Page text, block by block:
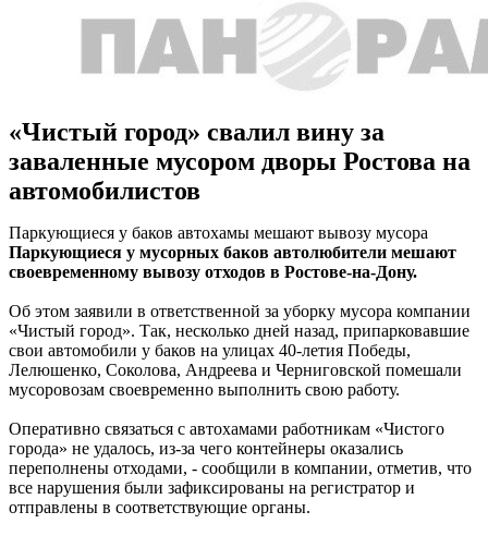
«Чистый город» свалил вину за
заваленные мусором дворы Ростова на
автомобилистов
Паркующиеся у баков автохамы мешают вывозу мусора
Паркующиеся у мусорных баков автолюбители мешают
своевременному вывозу отходов в Ростове-на-Дону.
Об этом заявили в ответственной за уборку мусора компании
«Чистый город». Так, несколько дней назад, припарковавшие
свои автомобили у баков на улицах 40-летия Победы,
Лелюшенко, Соколова, Андреева и Черниговской помешали
мусоровозам своевременно выполнить свою работу.
Оперативно связаться с автохамами работникам «Чистого
города» не удалось, из-за чего контейнеры оказались
переполнены отходами, - сообщили в компании, отметив, что
все нарушения были зафиксированы на регистратор и
отправлены в соответствующие органы.